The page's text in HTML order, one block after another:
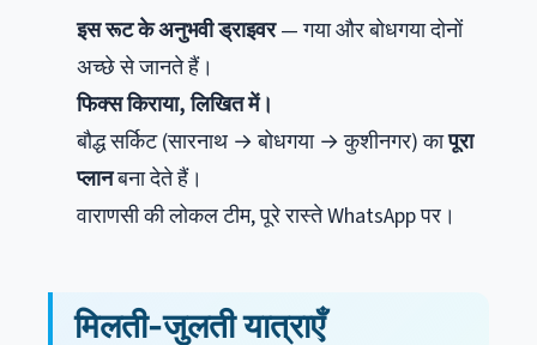
इस रूट के अनुभवी ड्राइवर— गया और बोधगया दोनों
अच्छे से जानते हैं।
फिक्स किराया, लिखित में।
बौद्ध सर्किट (सारनाथ → बोधगया → कुशीनगर) कापूरा
प्लानबना देते हैं।
वाराणसी की लोकल टीम, पूरे रास्ते WhatsApp पर।
मिलती-जुलती यात्राएँ